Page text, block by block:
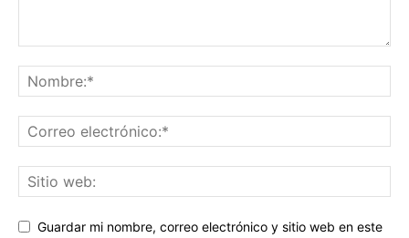
Guardar mi nombre, correo electrónico y sitio web en este